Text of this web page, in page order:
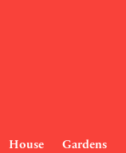
House Gardens